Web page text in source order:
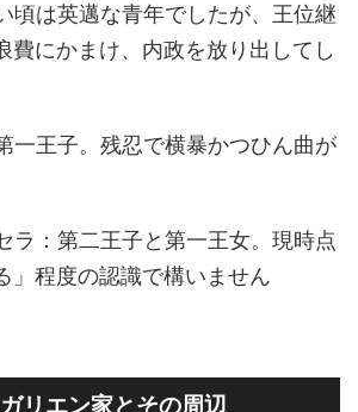
は英邁な青年でしたが、王位継
費にかまけ、内政を放り出してし
一王子。残忍で横暴かつひん曲が
：第二王子と第一王女。現時点
」程度の認識で構いません
リエン家とその周辺